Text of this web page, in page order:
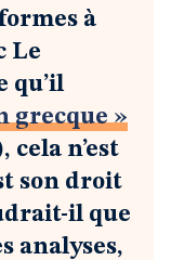
à
Le
qu’il
grecque »
cela n’est
son droit
il que
analyses,